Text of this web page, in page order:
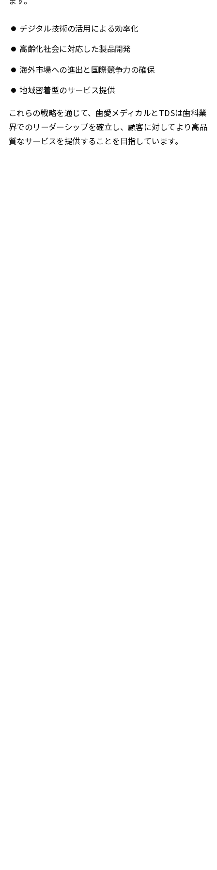
デジタル技術の活用による効率化
高齢化社会に対応した製品開発
海外市場への進出と国際競争力の確保
地域密着型のサービス提供
これらの戦略を通じて、歯愛メディカルとTDSは歯科業
界でのリーダーシップを確立し、顧客に対してより高品
質なサービスを提供することを目指しています。